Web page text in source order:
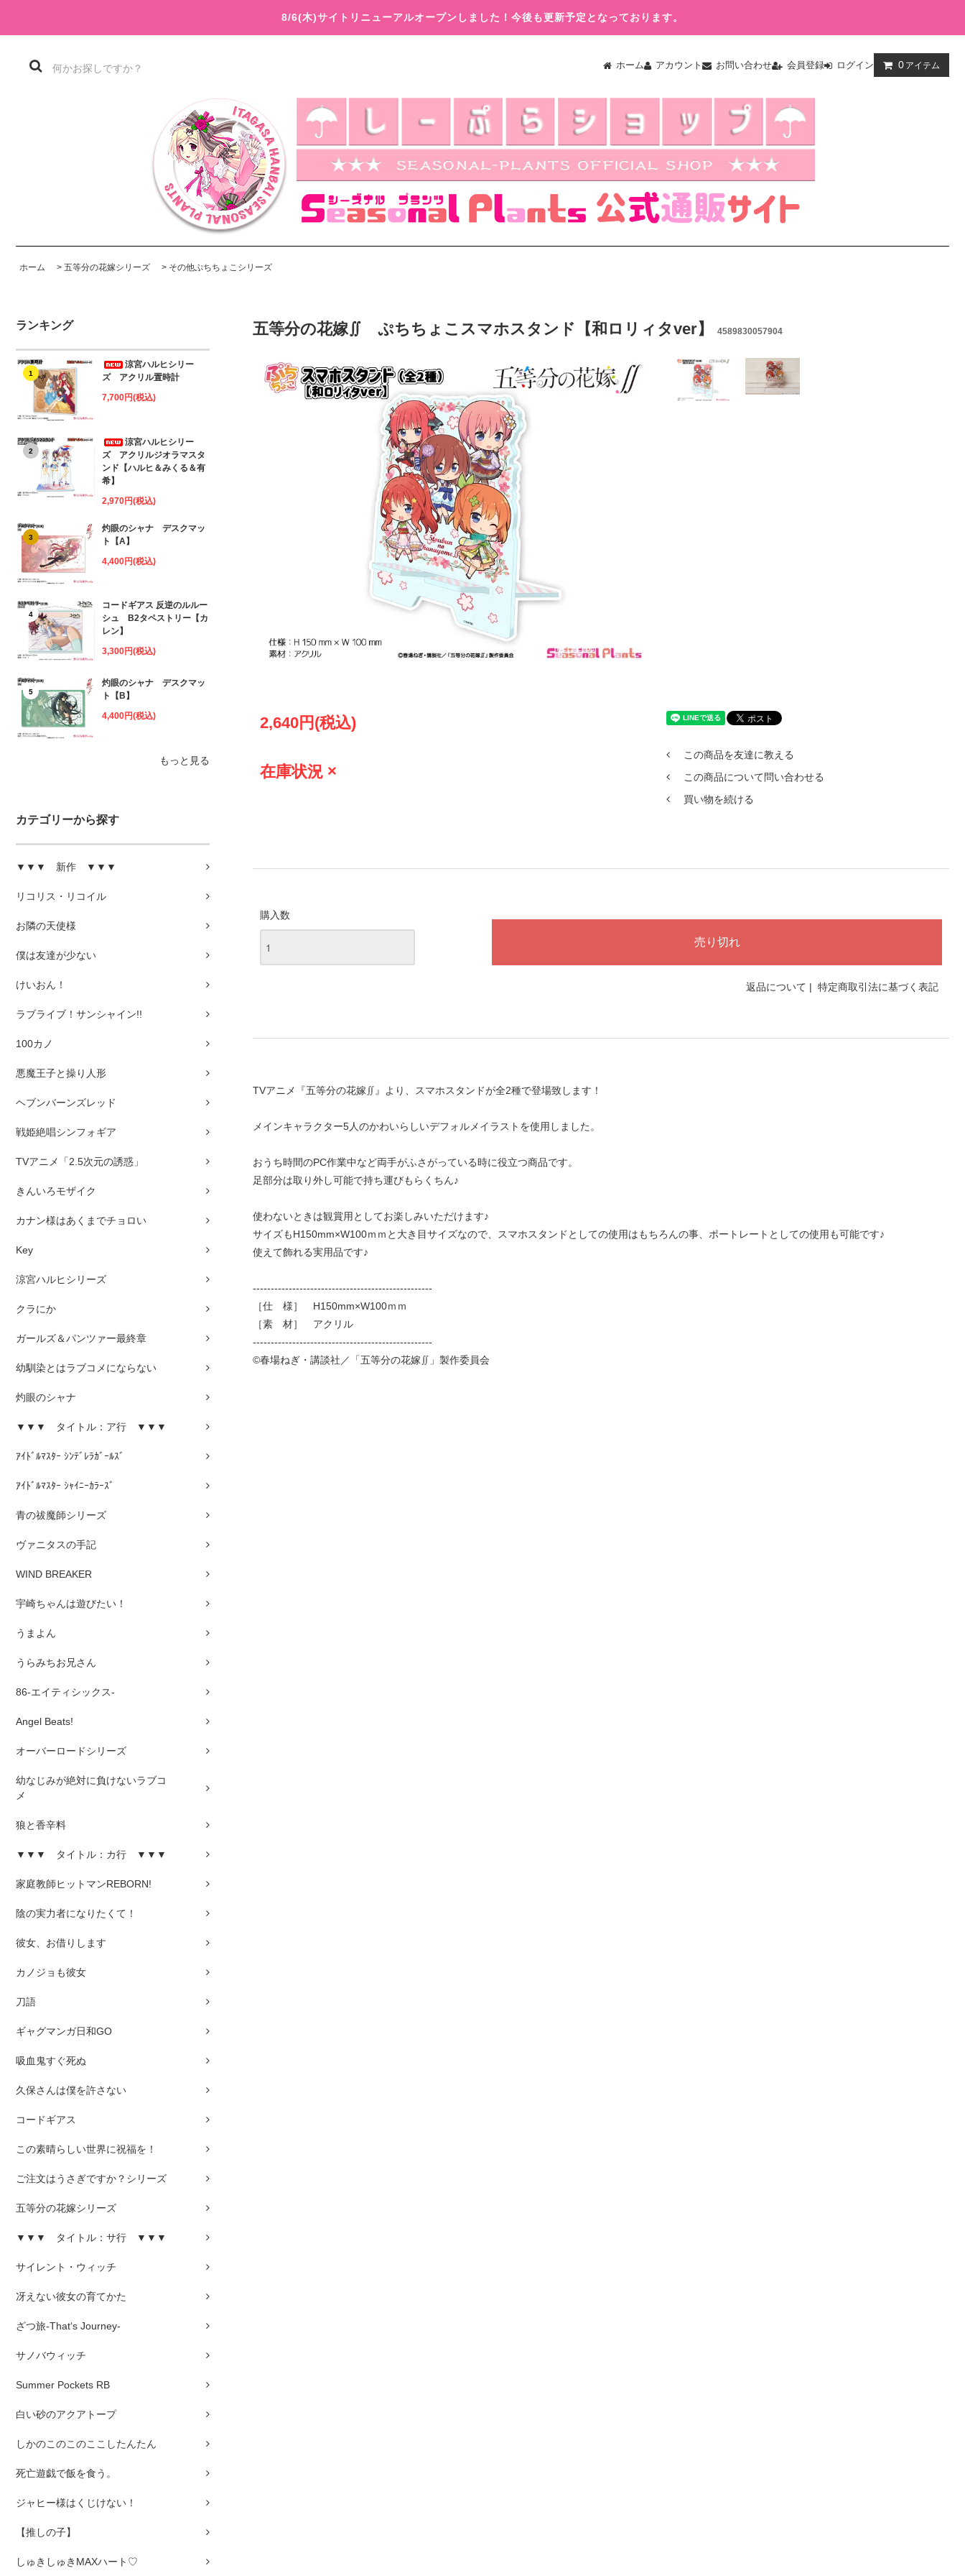
8/6(木)サイトリニューアルオープンしました！今後も更新予定となっております。
ホーム アカウント お問い合わせ 会員登録 ログイン 0 アイテム
ホーム > 五等分の花嫁シリーズ > その他ぷちちょこシリーズ
ランキング
1
涼宮ハルヒシリー
ズ アクリル置時計
7,700円(税込)
2
涼宮ハルヒシリー
ズ アクリルジオラマスタ
ンド【ハルヒ＆みくる＆有
希】
2,970円(税込)
3
灼眼のシャナ デスクマッ
ト【A】
4,400円(税込)
4
コードギアス 反逆のルルー
シュ B2タペストリー【カ
レン】
3,300円(税込)
5
灼眼のシャナ デスクマッ
ト【B】
4,400円(税込)
もっと見る
カテゴリーから探す
▼▼▼ 新作 ▼▼▼
リコリス・リコイル
お隣の天使様
僕は友達が少ない
けいおん！
ラブライブ！サンシャイン!!
100カノ
悪魔王子と操り人形
ヘブンバーンズレッド
戦姫絶唱シンフォギア
TVアニメ「2.5次元の誘惑」
きんいろモザイク
カナン様はあくまでチョロい
Key
涼宮ハルヒシリーズ
クラにか
ガールズ＆パンツァー最終章
幼馴染とはラブコメにならない
灼眼のシャナ
▼▼▼ タイトル：ア行 ▼▼▼
ｱｲﾄﾞﾙﾏｽﾀｰ ｼﾝﾃﾞﾚﾗｶﾞｰﾙｽﾞ
ｱｲﾄﾞﾙﾏｽﾀｰ ｼｬｲﾆｰｶﾗｰｽﾞ
青の祓魔師シリーズ
ヴァニタスの手記
WIND BREAKER
宇崎ちゃんは遊びたい！
うまよん
うらみちお兄さん
86-エイティシックス-
Angel Beats!
オーバーロードシリーズ
幼なじみが絶対に負けないラブコ
メ
狼と香辛料
▼▼▼ タイトル：カ行 ▼▼▼
家庭教師ヒットマンREBORN!
陰の実力者になりたくて！
彼女、お借りします
カノジョも彼女
刀語
ギャグマンガ日和GO
吸血鬼すぐ死ぬ
久保さんは僕を許さない
コードギアス
この素晴らしい世界に祝福を！
ご注文はうさぎですか？シリーズ
五等分の花嫁シリーズ
▼▼▼ タイトル：サ行 ▼▼▼
サイレント・ウィッチ
冴えない彼女の育てかた
ざつ旅-That‘s Journey-
サノバウィッチ
Summer Pockets RB
白い砂のアクアトープ
しかのこのこのここしたんたん
死亡遊戯で飯を食う。
ジャヒー様はくじけない！
【推しの子】
しゅきしゅきMAXハート♡
五等分の花嫁∬ ぷちちょこスマホスタンド【和ロリィタver】 4589830057904
2,640円(税込)
在庫状況 ×
この商品を友達に教える
この商品について問い合わせる
買い物を続ける
購入数
返品について | 特定商取引法に基づく表記
TVアニメ『五等分の花嫁∬』より、スマホスタンドが全2種で登場致します！
メインキャラクター5人のかわいらしいデフォルメイラストを使用しました。
おうち時間のPC作業中など両手がふさがっている時に役立つ商品です。
足部分は取り外し可能で持ち運びもらくちん♪
使わないときは観賞用としてお楽しみいただけます♪
サイズもH150mm×W100ｍｍと大き目サイズなので、スマホスタンドとしての使用はもちろんの事、ポートレートとしての使用も可能です♪
使えて飾れる実用品です♪
--------------------------------------------------
［仕 様］ H150mm×W100ｍｍ
［素 材］ アクリル
--------------------------------------------------
©春場ねぎ・講談社／「五等分の花嫁∬」製作委員会